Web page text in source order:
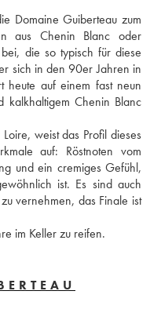
Domaine Guiberteau zum
aus Chenin Blanc oder
die so typisch für diese
sich in den 90er Jahren in
heute auf einem fast neun
kalkhaltigem Chenin Blanc
weist das Profil dieses
auf: Röstnoten vom
und ein cremiges Gefühl,
ist. Es sind auch
vernehmen, das Finale ist